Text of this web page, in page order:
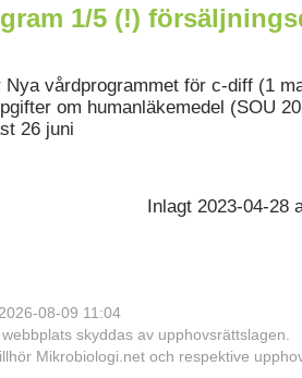
1/5 (!)
vårdprogrammet för c-diff (1
om humanläkemedel (SOU
26 juni
Inlagt 2023-04-28
2026-08-09 11:04
skyddas av upphovsrättslagen.
Mikrobiologi.net och respektive